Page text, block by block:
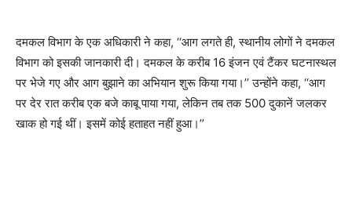
दमकल विभाग के एक अधिकारी ने कहा, ‘‘आग लगते ही, स्थानीय लोगों ने दमकल
विभाग को इसकी जानकारी दी। दमकल के करीब 16 इंजन एवं टैंकर घटनास्थल
पर भेजे गए और आग बुझाने का अभियान शुरू किया गया।’’ उन्होंने कहा, ‘‘आग
पर देर रात करीब एक बजे काबू पाया गया, लेकिन तब तक 500 दुकानें जलकर
खाक हो गई थीं। इसमें कोई हताहत नहीं हुआ।’’